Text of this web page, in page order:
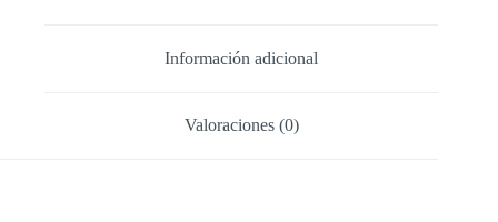
Información adicional
Valoraciones (0)